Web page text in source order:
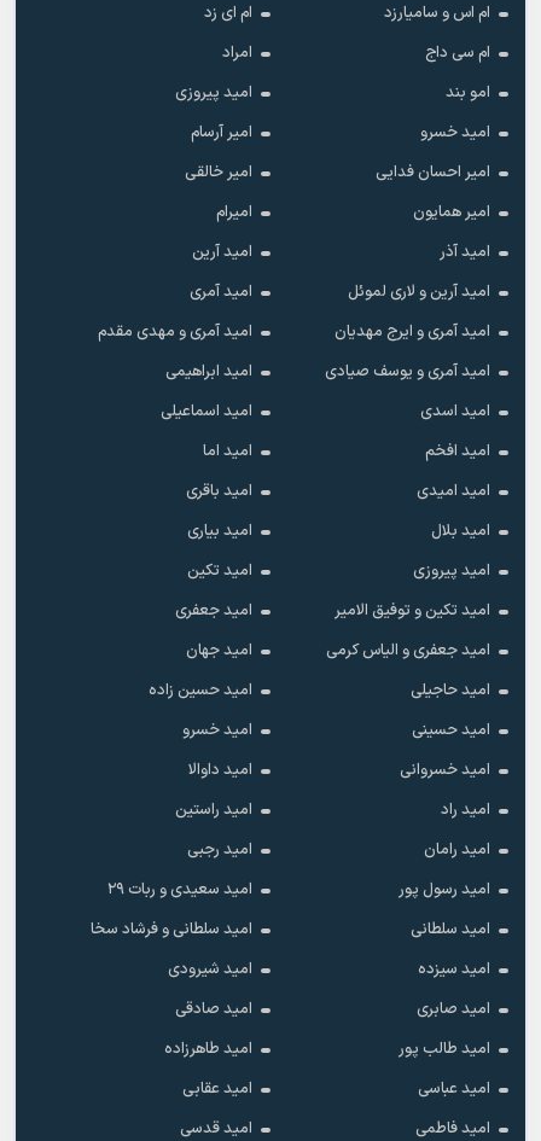
ام اس و سامیارزد
ام ای زد
ام سی داج
امراد
امو بند
امید پیروزی
امید خسرو
امیر آرسام
امیر احسان فدایی
امیر خالقى
امیر همایون
امیرام
امید آذر
امید آرین
امید آرین و لاری لموئل
امید آمری
امید آمری و ایرج مهدیان
امید آمری و مهدی مقدم
امید آمری و یوسف صیادی
امید ابراهیمی
امید اسدی
امید اسماعیلی
امید افخم
امید اما
امید امیدی
امید باقری
امید بلال
امید بیاری
امید پیروزی
امید تکین
امید تکین و توفیق الامیر
امید جعفری
امید جعفری و الیاس کرمی
امید جهان
امید حاجیلی
امید حسین زاده
امید حسینی
امید خسرو
امید خسروانی
امید داوالا
امید راد
امید راستین
امید رامان
امید رجبی
امید رسول پور
امید سعیدی و ربات ۲۹
امید سلطانی
امید سلطانی و فرشاد سخا
امید سیزده
امید شیرودی
امید صابری
امید صادقی
امید طالب پور
امید طاهرزاده
امید عباسی
امید عقابی
امید فاطمی
امید قدسی